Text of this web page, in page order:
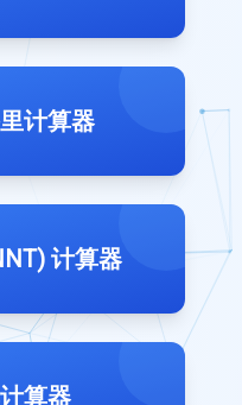
计算器
计算器
算器